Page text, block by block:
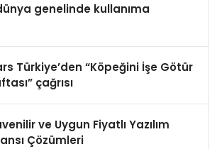
genelinde kullanıma
Türkiye’den “Köpeğini İşe Götür
çağrısı
ve Uygun Fiyatlı Yazılım
Çözümleri